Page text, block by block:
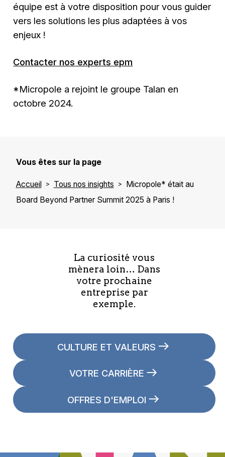
équipe est à votre disposition pour vous guider
vers les solutions les plus adaptées à vos
enjeux !
Contacter nos experts epm
*Micropole a rejoint le groupe Talan en
octobre 2024.
Vous êtes sur la page
Accueil Tous nos insights
Micropole* était au
Board Beyond Partner Summit 2025 à Paris !
La curiosité vous
mènera loin… Dans
votre prochaine
entreprise par
exemple.
CULTURE ET VALEURS
VOTRE CARRIÈRE
OFFRES D'EMPLOI